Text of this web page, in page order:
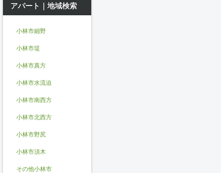
アパート｜地域検索
小林市細野
小林市堤
小林市真方
小林市水流迫
小林市南西方
小林市北西方
小林市野尻
小林市須木
その他小林市